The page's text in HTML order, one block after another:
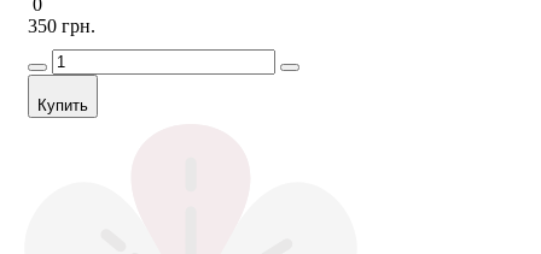
350 грн.
Купить